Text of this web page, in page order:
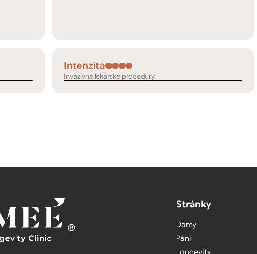
Intenzita
Invazívne lekárske procedúry
Stránky
Dámy
Páni
Longevity